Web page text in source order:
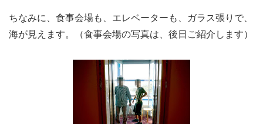
ちなみに、食事会場も、エレベーターも、ガラス張りで、
海が見えます。（食事会場の写真は、後日ご紹介します）